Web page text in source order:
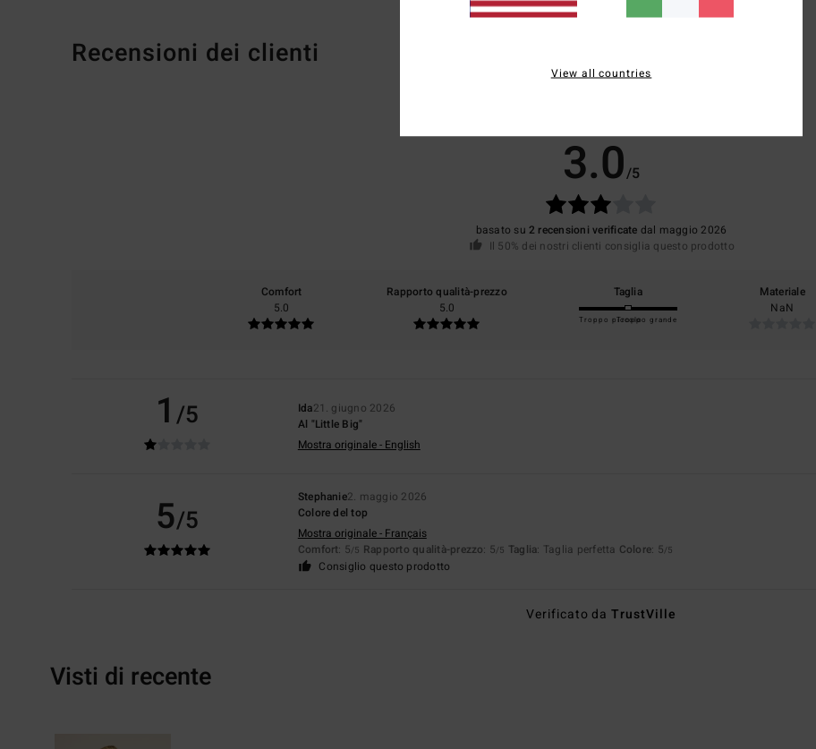
Recensioni dei clienti
3.0/5
basato su2 recensioni verificate dal maggio 2026
Il 50% dei nostri clienti consiglia questo prodotto
Comfort
5.0
Rapporto qualità-prezzo
5.0
Taglia
Troppo piccoloTroppo grande
Materiale
NaN
1 /5 Ida21. giugno 2026
Al "Little Big"
Mostra originale - English
5/5
Stephanie2. maggio 2026
Colore del top
Mostra originale - Français
Comfort: 5/5 Rapporto qualità-prezzo: 5/5 Taglia: Taglia perfetta Colore: 5/5
Consiglio questo prodotto
Verificato daTrustVille
Visti di recente
View all countries